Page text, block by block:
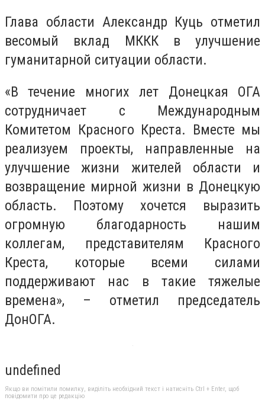
Глава области Александр Куць отметил
весомый вклад МККК в улучшение
гуманитарной ситуации области.
«В течение многих лет Донецкая ОГА
сотрудничает с Международным
Комитетом Красного Креста. Вместе мы
реализуем проекты, направленные на
улучшение жизни жителей области и
возвращение мирной жизни в Донецкую
область. Поэтому хочется выразить
огромную благодарность нашим
коллегам, представителям Красного
Креста, которые всеми силами
поддерживают нас в такие тяжелые
времена», – отметил председатель
ДонОГА.
undefined
Якщо ви помітили помилку, виділіть необхідний текст і натисніть Ctrl + Enter, щоб
повідомити про це редакцію